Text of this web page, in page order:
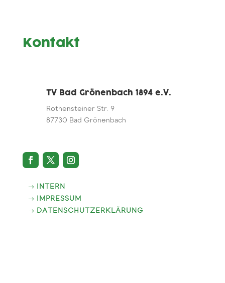
Kontakt
TV Bad Grönenbach 1894 e.V.
Rothensteiner Str. 9
87730 Bad Grönenbach
INTERN
IMPRESSUM
DATENSCHUTZERKLÄRUNG